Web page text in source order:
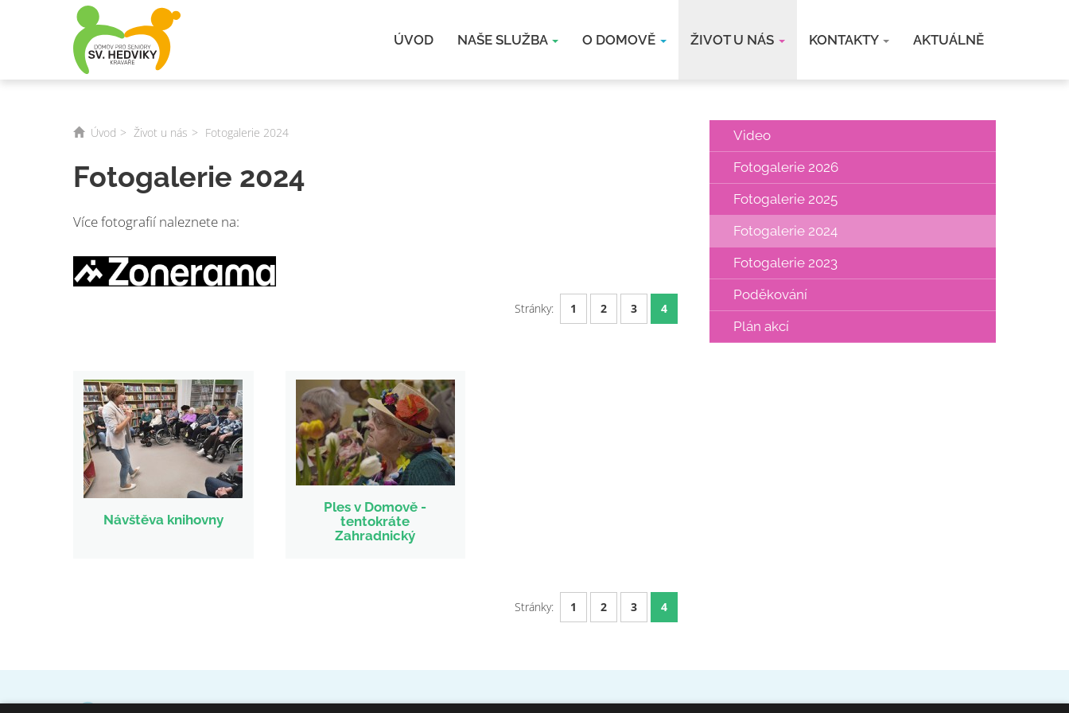
ÚVOD NAŠE SLUŽBA O DOMOVĚ ŽIVOT U NÁS KONTAKTY AKTUÁLNĚ
Úvod Život u nás Fotogalerie 2024
Fotogalerie 2024
Více fotografií naleznete na:
Stránky: 1 2 3 4
Návštěva knihovny
Ples v Domově -
tentokráte
Zahradnický
Stránky: 1 2 3 4
Video
Fotogalerie 2026
Fotogalerie 2025
Fotogalerie 2024
Fotogalerie 2023
Poděkování
Plán akcí
Domov pro seniory sv. Hedviky – Kravaře, p. o.